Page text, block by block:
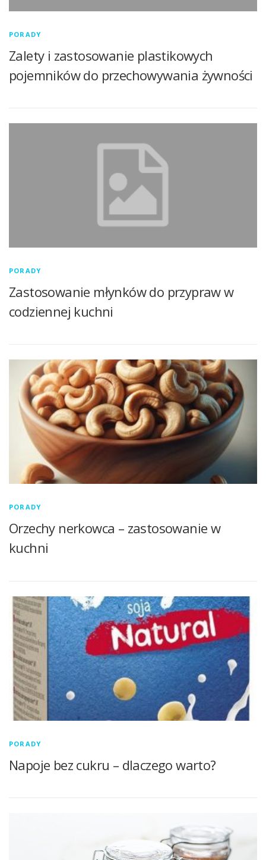
PORADY
Zalety i zastosowanie plastikowych
pojemników do przechowywania żywności
PORADY
Zastosowanie młynków do przypraw w
codziennej kuchni
PORADY
Orzechy nerkowca – zastosowanie w
kuchni
PORADY
Napoje bez cukru – dlaczego warto?